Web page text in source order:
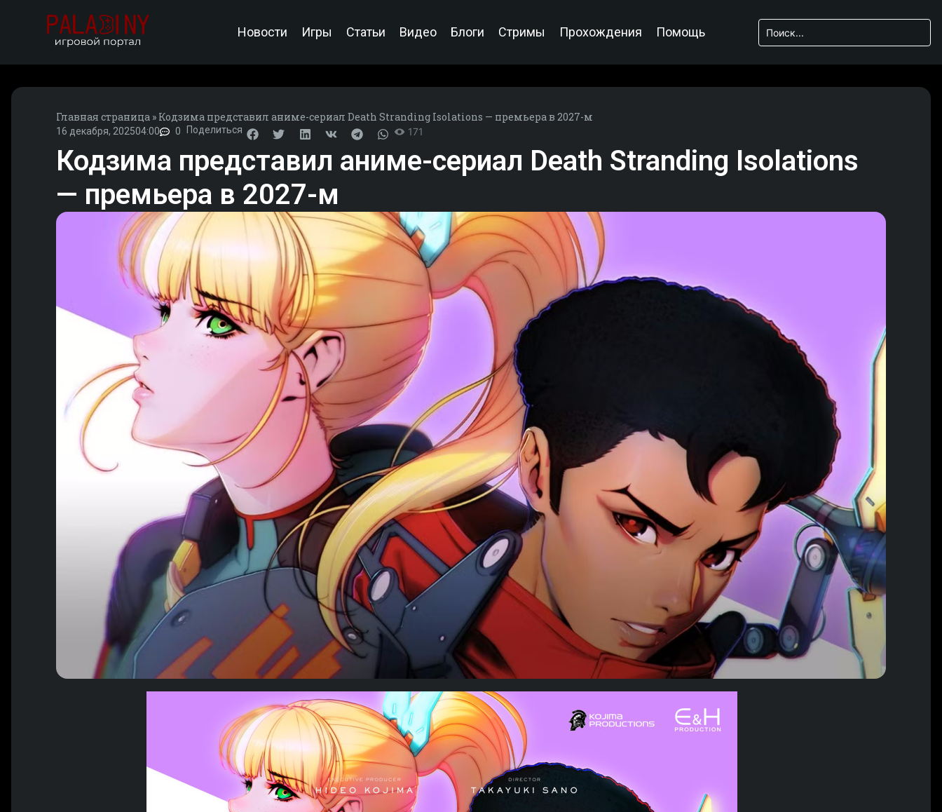
Новости Игры Статьи Видео Блоги Стримы Прохождения Помощь
Главная страница » Кодзима представил аниме-сериал Death Stranding Isolations — премьера в 2027-м
16 декабря, 202504:00 0 Поделиться 171
Кодзима представил аниме-сериал Death Stranding Isolations
— премьера в 2027-м